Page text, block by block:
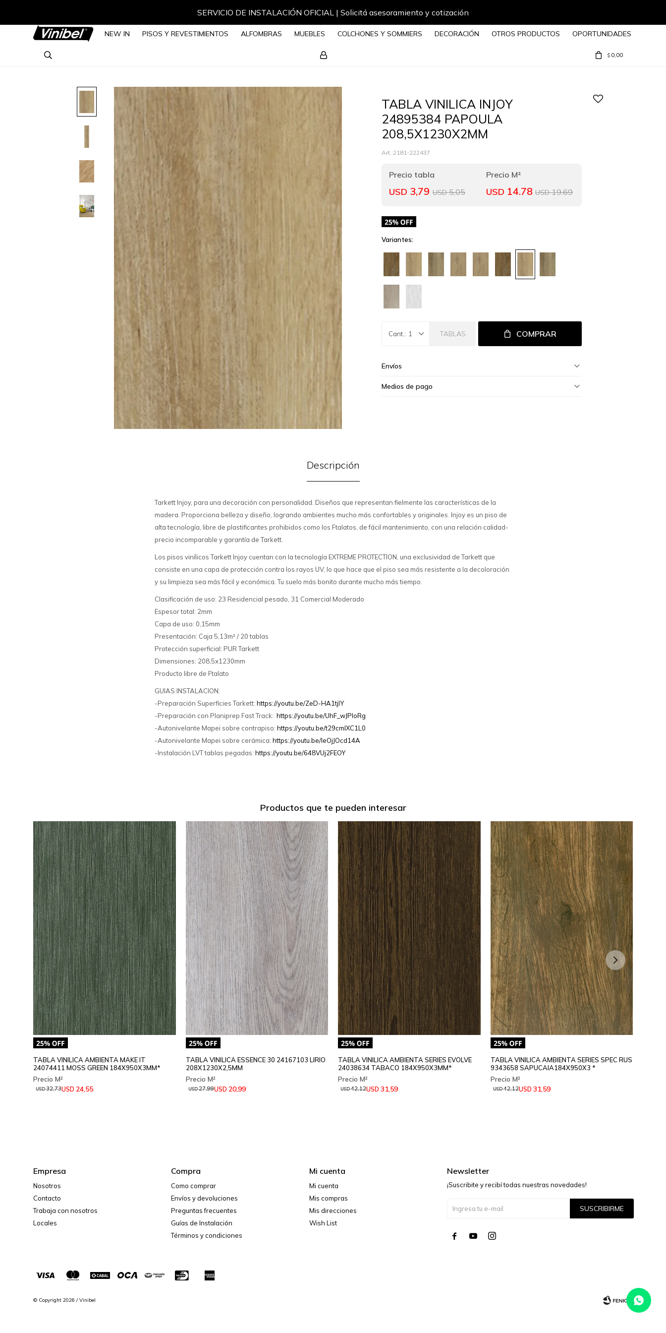
SERVICIO DE INSTALACIÓN OFICIAL | Solicitá asesoramiento y cotización
NEW IN PISOS Y REVESTIMIENTOS ALFOMBRAS MUEBLES COLCHONES Y SOMMIERS DECORACIÓN OTROS PRODUCTOS OPORTUNIDADES
$ 0,00
TABLA VINILICA INJOY
24895384 PAPOULA
208,5X1230X2MM
2181-222437
USD 3,79 USD 5,05 USD 14.78 USD 19.69
Variantes:
1 TABLAS COMPRAR
Envíos
Medios de pago
Descripción
Tarkett Injoy, para una decoración con personalidad. Diseños que representan fielmente las características de la
madera. Proporciona belleza y diseño, logrando ambientes mucho más confortables y originales. Injoy es un piso de
alta tecnología, libre de plastificantes prohibidos como los Ftalatos, de fácil mantenimiento, con una relación calidad-
precio incomparable y garantía de Tarkett.
Los pisos vinílicos Tarkett Injoy cuentan con la tecnología EXTREME PROTECTION, una exclusividad de Tarkett que
consiste en una capa de protección contra los rayos UV, lo que hace que el piso sea más resistente a la decoloración
y su limpieza sea más fácil y económica. Tu suelo más bonito durante mucho más tiempo.
Clasificación de uso: 23 Residencial pesado, 31 Comercial Moderado
Espesor total: 2mm
Capa de uso: 0,15mm
Presentación: Caja 5,13m² / 20 tablas
Protección superficial: PUR Tarkett
Dimensiones: 208,5x1230mm
Producto libre de Ftalato
GUIAS INSTALACION:
-Preparación Superficies Tarkett: https://youtu.be/ZeD-HA1tjlY
-Preparación con Planiprep Fast Track: https://youtu.be/UhF_wJPIoRg
-Autonivelante Mapei sobre contrapiso: https://youtu.be/t29cmlXC1L0
-Autonivelante Mapei sobre cerámica: https://youtu.be/IeOjJOcd14A
-Instalación LVT tablas pegadas: https://youtu.be/648VUj2FEOY
Productos que te pueden interesar
TABLA VINILICA AMBIENTA MAKE IT
24074411 MOSS GREEN 184X950X3MM*
USD 24,55
USD32,73
TABLA VINILICA ESSENCE 30 24167103 LIRIO
208X1230X2,5MM
USD 20,99
USD27,99
TABLA VINILICA AMBIENTA SERIES EVOLVE
24038634 TABACO 184X950X3MM*
USD 31,59
USD42,12
TABLA VINILICA AMBIENTA SERIES SPEC RUS
9343658 SAPUCAIA184X950X3 *
USD 31,59
USD42,12
Empresa
Nosotros
Contacto
Trabaja con nosotros
Locales
Compra
Como comprar
Envíos y devoluciones
Preguntas frecuentes
Guías de Instalación
Términos y condiciones
Mi cuenta
Mi cuenta
Mis compras
Mis direcciones
Wish List
Newsletter
¡Suscribite y recibí todas nuestras novedades!
SUSCRIBIRME
  
© Copyright 2026 / Vinibel